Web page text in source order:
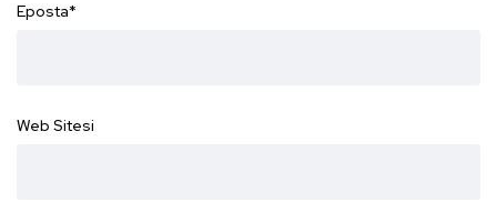
Eposta*
Web Sitesi